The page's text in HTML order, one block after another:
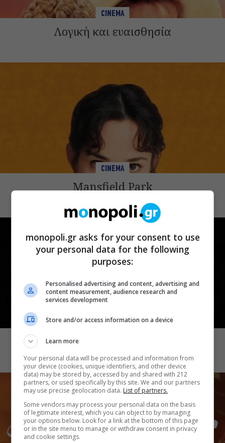
CINEMA
Λογική και ευαισθησία
CINEMA
Mansfield Park
CINEMA
monopoli.gr asks for your consent to use
your personal data for the following
purposes:
Personalised advertising and content, advertising and
content measurement, audience research and
services development
Store and/or access information on a device
Learn more
Your personal data will be processed and information from
your device (cookies, unique identifiers, and other device
data) may be stored by, accessed by and shared with 212
partners, or used specifically by this site. We and our partners
may use precise geolocation data. List of partners.
Some vendors may process your personal data on the basis
of legitimate interest, which you can object to by managing
your options below. Look for a link at the bottom of this page
or in the site menu to manage or withdraw consent in privacy
and cookie settings.